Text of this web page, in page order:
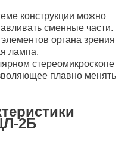
конструкции можно
сменные части.
органа зрения
лампа.
стереомикроскопе
плавно менять
2Б